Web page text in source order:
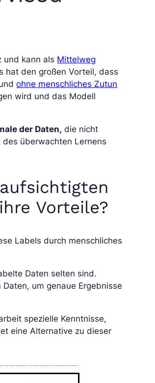
und kann als Mittelweg
hat den großen Vorteil, dass
ohne menschliches Zutun
wird und das Modell
der Daten, die nicht
überwachten Lernens
Vorteile?
Labels durch menschliches
Daten selten sind.
um genaue Ergebnisse
spezielle Kenntnisse,
eine Alternative zu dieser